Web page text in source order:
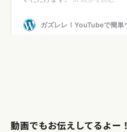
動画でもお伝えしてるよー！